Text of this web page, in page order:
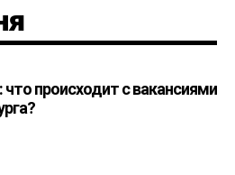
происходит с вакансиями